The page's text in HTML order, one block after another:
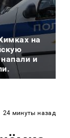
на
и
24 минуты назад